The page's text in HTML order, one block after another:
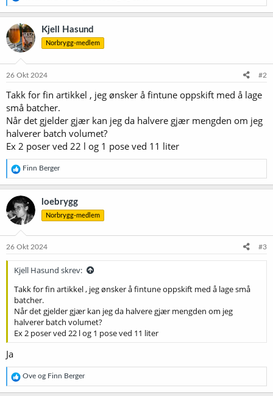
e
a
k
s
j
o
e
:
Kjell Hasund
Norbrygg-medlem
26 Okt 2024 #2
Takk for fin artikkel , jeg ønsker å fintune oppskift med å lage
små batcher.
Når det gjelder gjær kan jeg da halvere gjær mengden om jeg
halverer batch volumet?
Ex 2 poser ved 22 l og 1 pose ved 11 liter
R
e
a
k
s
j
o
e
Finn Berger
loebrygg
Norbrygg-medlem
26 Okt 2024 #3
Kjell Hasund skrev:
Takk for fin artikkel , jeg ønsker å fintune oppskift med å lage små
batcher.
Når det gjelder gjær kan jeg da halvere gjær mengden om jeg
halverer batch volumet?
Ex 2 poser ved 22 l og 1 pose ved 11 liter
Ja
R
e
a
Ove og Finn Berger